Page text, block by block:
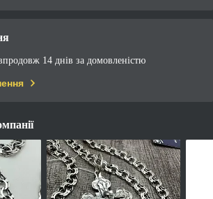
14 днів за домовленістю